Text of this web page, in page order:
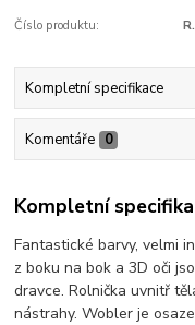
Číslo produktu:
Kompletní specifikace
Komentáře 0
Kompletní
Fantastické barvy, velmi
z boku na bok a 3D oči
dravce. Rolnička uvnitř
nástrahy. Wobler je